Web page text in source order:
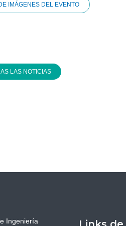
IMÁGENES DEL EVENTO
LAS NOTICIAS
Ingeniería